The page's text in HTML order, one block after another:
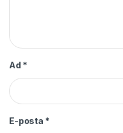
Ad *
E-posta *